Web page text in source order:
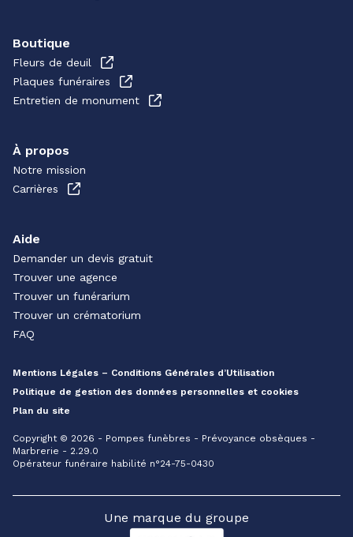
Boutique
Fleurs de deuil
Plaques funéraires
Entretien de monument
À propos
Notre mission
Carrières
Aide
Demander un devis gratuit
Trouver une agence
Trouver un funérarium
Trouver un crématorium
FAQ
Mentions Légales – Conditions Générales d’Utilisation
Politique de gestion des données personnelles et cookies
Plan du site
Copyright © 2026 - Pompes funèbres - Prévoyance obsèques -
Marbrerie - 2.29.0
Opérateur funéraire habilité n°24-75-0430
Une marque du groupe